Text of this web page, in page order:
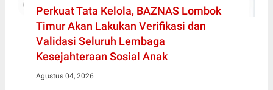
Perkuat Tata Kelola, BAZNAS Lombok
Timur Akan Lakukan Verifikasi dan
Validasi Seluruh Lembaga
Kesejahteraan Sosial Anak
Agustus 04, 2026